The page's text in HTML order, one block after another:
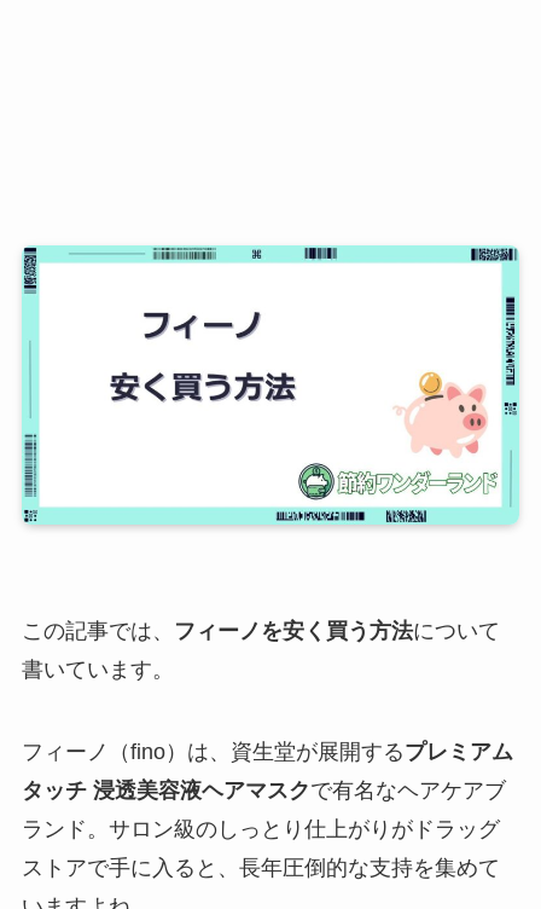
この記事では、 フィーノを安く買う方法について
書いています。
フィーノ（fino）は、資生堂が展開するプレミアム
タッチ 浸透美容液ヘアマスクで有名なヘアケアブ
ランド。サロン級のしっとり仕上がりがドラッグ
ストアで手に入ると、長年圧倒的な支持を集めて